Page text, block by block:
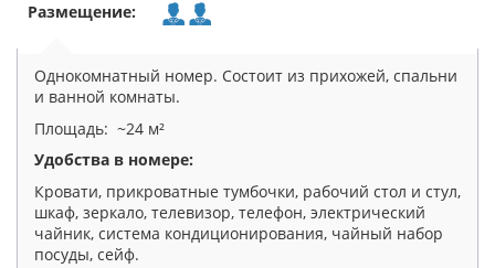
Размещение:
Однокомнатный номер. Состоит из прихожей, спальни
и ванной комнаты.
Площадь: ~24 м²
Удобства в номере:
Кровати, прикроватные тумбочки, рабочий стол и стул,
шкаф, зеркало, телевизор, телефон, электрический
чайник, система кондиционирования, чайный набор
посуды, сейф.